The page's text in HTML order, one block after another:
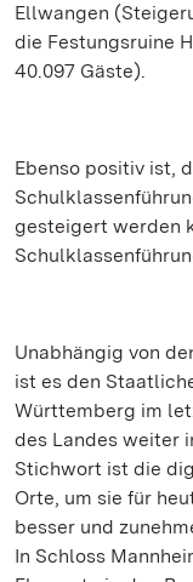
Ellwangen
die Festungsruine
40.097 Gäste).
Ebenso positiv ist,
gesteigert werden
Unabhängig von
ist es den
Württemberg im
des Landes weiter
Stichwort ist die
Orte, um sie für
besser und
In Schloss